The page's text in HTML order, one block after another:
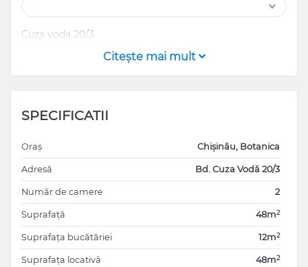
Cuza voda 20/3
Citeşte mai mult
SPECIFICATII
Oraș Chișinău, Botanica
Adresă Bd. Cuza Vodă 20/3
Număr de camere 2
Suprafață 48m2
Suprafața bucătăriei 12m2
Suprafața locativă 48m2